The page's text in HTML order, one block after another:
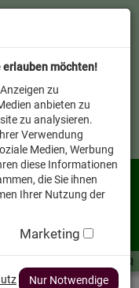
Service FAQ
erlauben möchten!
zu
anbieten zu
zu analysieren.
Verwendung
Medien, Werbung
diese Informationen
die Sie ihnen
Ihrer Nutzung der
Marketing
Nur Notwendige